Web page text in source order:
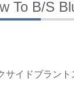
To B/S
サイドブラント